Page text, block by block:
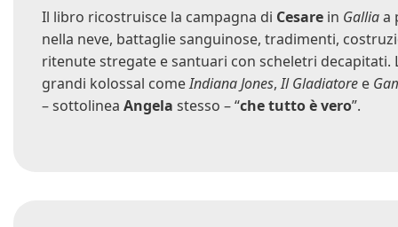
Il libro ricostruisce la campagna di Cesare in Galliaa
nella neve, battaglie sanguinose, tradimenti,
ritenute stregate e santuari con scheletri decapitati.
grandi kolossal comeIndiana Jones,Il Gladiatore e
– sottolinea Angela stesso – “che tutto è vero”.